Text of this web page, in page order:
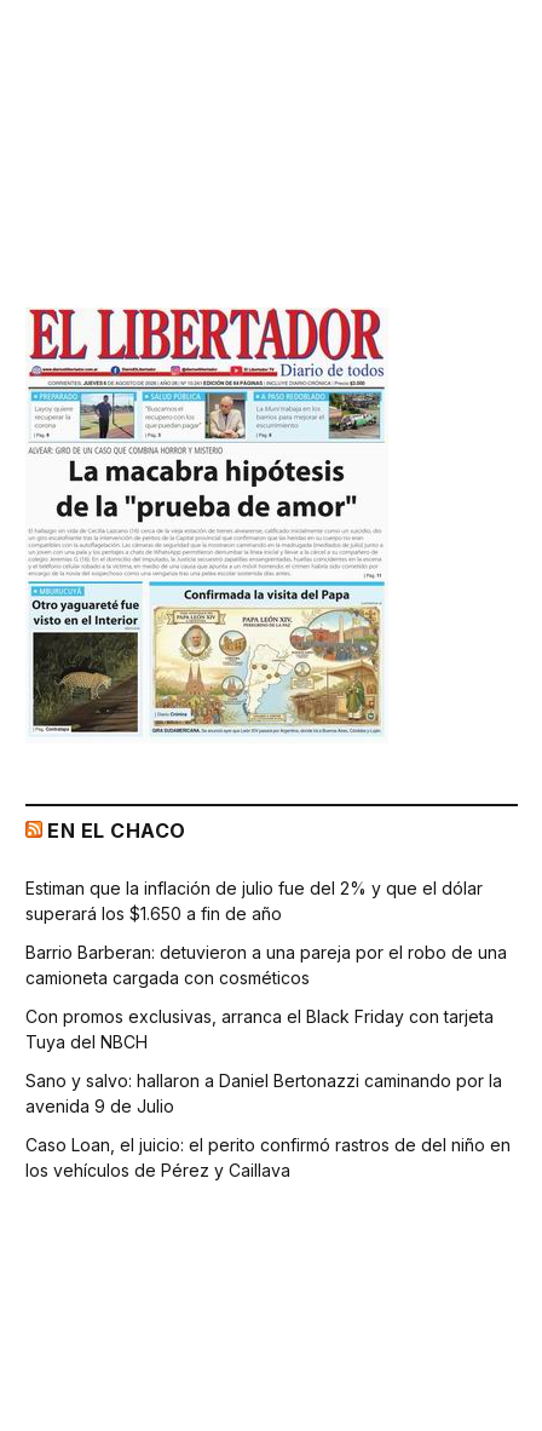
EN EL CHACO
Estiman que la inflación de julio fue del 2% y que el dólar
superará los $1.650 a fin de año
Barrio Barberan: detuvieron a una pareja por el robo de una
camioneta cargada con cosméticos
Con promos exclusivas, arranca el Black Friday con tarjeta
Tuya del NBCH
Sano y salvo: hallaron a Daniel Bertonazzi caminando por la
avenida 9 de Julio
Caso Loan, el juicio: el perito confirmó rastros de del niño en
los vehículos de Pérez y Caillava